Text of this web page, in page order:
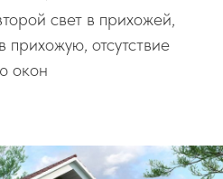
свет в прихожей,
прихожую, отсутствие
окон